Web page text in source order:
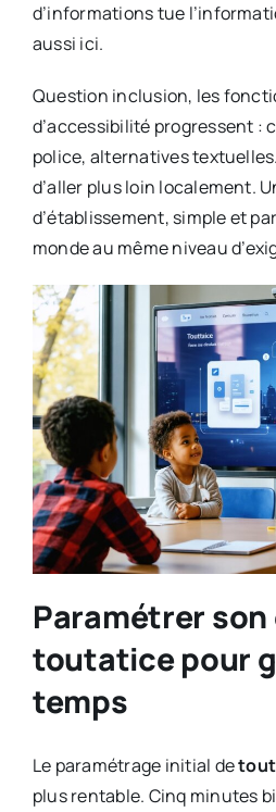
d’informations tue
aussi ici.
Question inclusion, les
d’accessibilité progressent :
police, alternatives
d’aller plus loin localement.
d’établissement, simple et
monde au même niveau
Paramétrer
toutatice pour
temps
Le paramétrage initial de
plus rentable. Cinq minutes